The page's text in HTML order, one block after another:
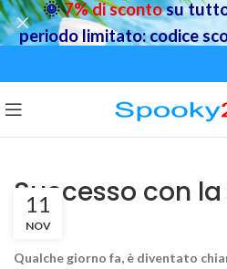
Successo con
11
NOV
Qualche giorno fa, è diventato
🌞7% di scontosu tutto
periodo limitato: codice